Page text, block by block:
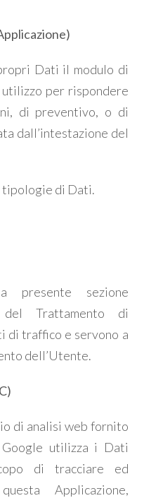
Dati il modulo di
per rispondere
di preventivo, o di
dall’intestazione del
tipologie di Dati.
presente sezione
Trattamento di
di traffico e servono a
dell’Utente.
di analisi web fornito
Google utilizza i Dati
di tracciare ed
Applicazione,